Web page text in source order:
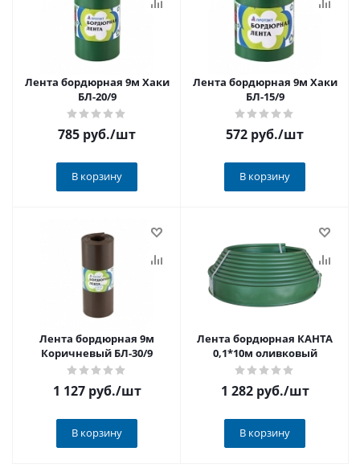
Лента бордюрная 9м Хаки
БЛ-20/9
785 руб./шт
В корзину
Лента бордюрная 9м Хаки
БЛ-15/9
572 руб./шт
В корзину
Лента бордюрная 9м
Коричневый БЛ-30/9
1 127 руб./шт
В корзину
Лента бордюрная КАНТА
0,1*10м оливковый
1 282 руб./шт
В корзину